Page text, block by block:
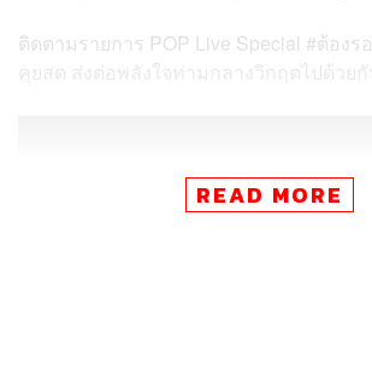
ติดตามรายการ POP Live Special #ต้องร
คุยสด ส่งต่อพลังใจท่ามกลางวิกฤตไปด้วย
READ MORE